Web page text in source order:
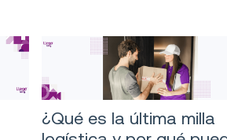
¿Qué es la última milla